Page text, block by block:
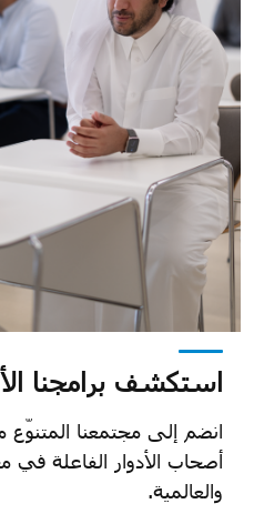
استكشف برامجنا
انضم إلى مجتمعنا المتنوّع
أصحاب الأدوار الفاعلة في
والعالمية.